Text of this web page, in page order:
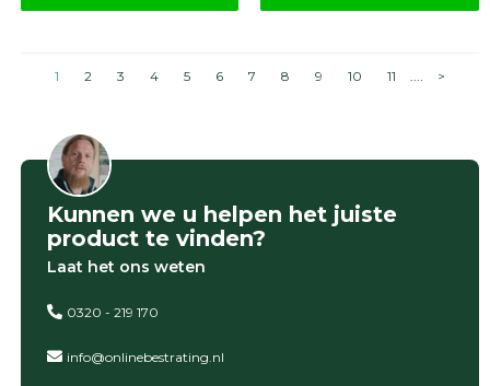
1 2 3 4 5 6 7 8 9 10 11 .... >
Kunnen we u helpen het juiste
product te vinden?
Laat het ons weten
0320 - 219 170
info@onlinebestrating.nl